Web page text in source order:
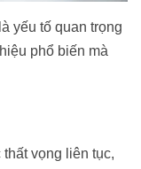
yếu tố quan trọng
phổ biến mà
vọng liên tục,